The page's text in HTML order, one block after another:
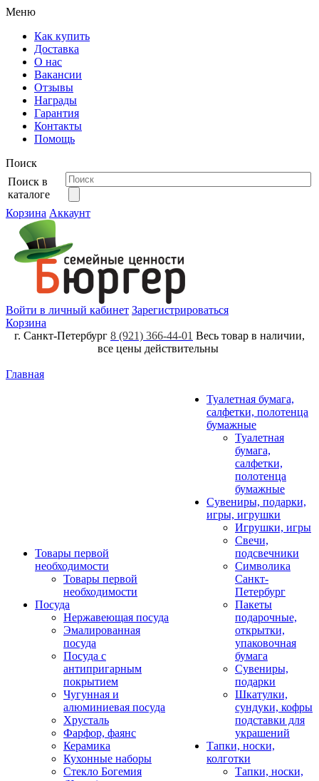
Меню
Как купить
Доставка
О нас
Вакансии
Отзывы
Награды
Гарантия
Контакты
Помощь
Поиск
Поиск в
каталоге
Корзина Аккаунт
Войти в личный кабинет Зарегистрироваться
Корзина
г. Санкт-Петербург 8 (921) 366-44-01 Весь товар в наличии,
все цены действительны
Главная
Товары первой
необходимости
Товары первой
необходимости
Посуда
Нержавеющая посуда
Эмалированная
посуда
Посуда с
антипригарным
покрытием
Чугунная и
алюминиевая посуда
Хрусталь
Фарфор, фаянс
Керамика
Кухонные наборы
Стекло Богемия
Туалетная бумага,
салфетки, полотенца
бумажные
Туалетная
бумага,
салфетки,
полотенца
бумажные
Сувениры, подарки,
игры, игрушки
Игрушки, игры
Свечи,
подсвечники
Символика
Санкт-
Петербург
Пакеты
подарочные,
открытки,
упаковочная
бумага
Сувениры,
подарки
Шкатулки,
сундуки, кофры
подставки для
украшений
Тапки, носки,
колготки
Тапки, носки,